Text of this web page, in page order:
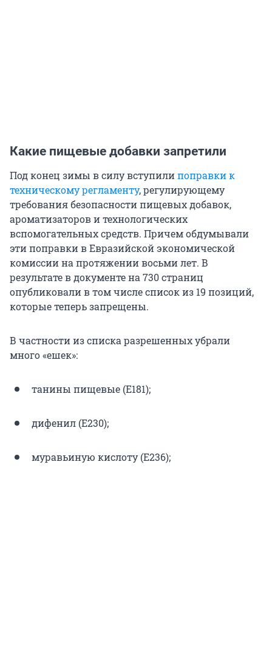
Какие пищевые добавки запретили
Под конец зимы в силу вступилипоправки к
техническому регламенту, регулирующему
требования безопасности пищевых добавок,
ароматизаторов и технологических
вспомогательных средств. Причем обдумывали
эти поправки в Евразийской экономической
комиссии на протяжении восьми лет. В
результате в документе на 730 страниц
опубликовали в том числе список из 19 позиций,
которые теперь запрещены.
В частности из списка разрешенных убрали
много «ешек»:
танины пищевые (Е181);
дифенил (Е230);
муравьиную кислоту (Е236);